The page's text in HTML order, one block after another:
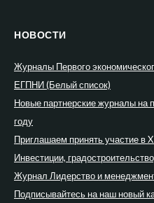
НОВОСТИ
Журналы Первого
ЕГПНИ (Белый список)
Новые партнерские журналы
году
Приглашаем принять участие в
Инвестиции,
Журнал Лидерство и
Подписывайтесь на наш новый